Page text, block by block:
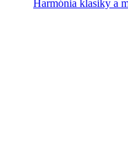
Harmónia klasiky a